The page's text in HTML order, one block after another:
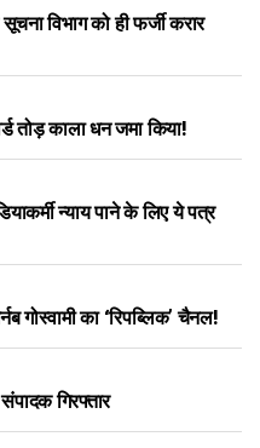
विभाग को ही फर्जी करार
तोड़ काला धन जमा किया!
न्याय पाने के लिए ये पत्र
गोस्वामी का ‘रिपब्लिक’ चैनल!
गिरफ्तार